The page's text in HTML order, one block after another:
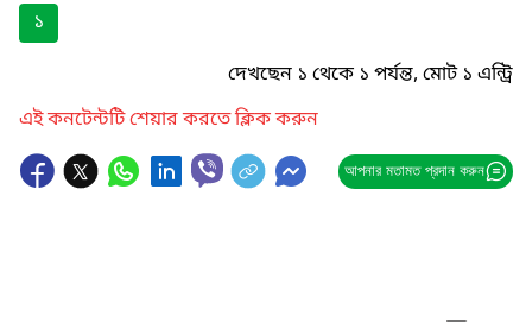
১
দেখছেন ১ থেকে ১ পর্যন্ত, মোট ১ এন্ট্রি
এই কনটেন্টটি শেয়ার করতে ক্লিক করুন
আপনার মতামত প্রদান করুন